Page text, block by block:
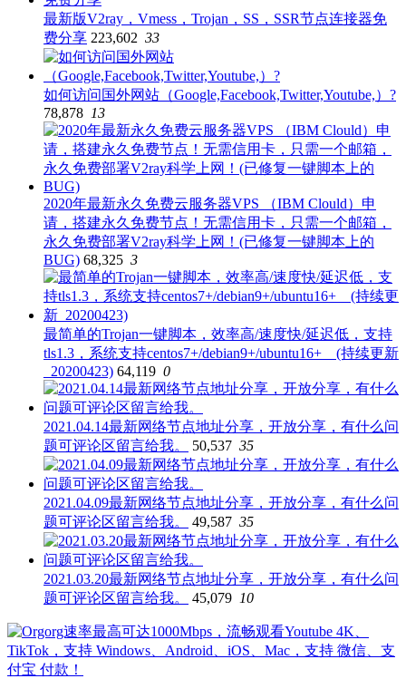
最新版V2ray，Vmess，Trojan，SS，SSR节点连接器免
费分享 223,602 33
如何访问国外网站（Google,Facebook,Twitter,Youtube,）?
78,878 13
2020年最新永久免费云服务器VPS （IBM Clould）申
请，搭建永久免费节点！无需信用卡，只需一个邮箱，
永久免费部署V2ray科学上网！(已修复一键脚本上的
BUG) 68,325 3
最简单的Trojan一键脚本，效率高/速度快/延迟低，支持
tls1.3，系统支持centos7+/debian9+/ubuntu16+ (持续更新
_20200423) 64,119 0
2021.04.14最新网络节点地址分享，开放分享，有什么问
题可评论区留言给我。
50,537 35
2021.04.09最新网络节点地址分享，开放分享，有什么问
题可评论区留言给我。
49,587 35
2021.03.20最新网络节点地址分享，开放分享，有什么问
题可评论区留言给我。
45,079 10